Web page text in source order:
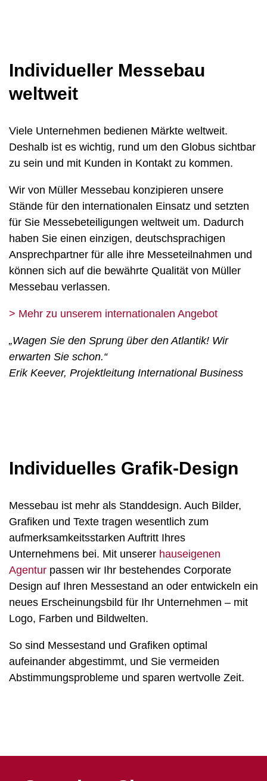
Individueller Messebau
weltweit
Viele Unternehmen bedienen Märkte weltweit.
Deshalb ist es wichtig, rund um den Globus sichtbar
zu sein und mit Kunden in Kontakt zu kommen.
Wir von Müller Messebau konzipieren unsere
Stände für den internationalen Einsatz und setzten
für Sie Messebeteiligungen weltweit um. Dadurch
haben Sie einen einzigen, deutschsprachigen
Ansprechpartner für alle ihre Messeteilnahmen und
können sich auf die bewährte Qualität von Müller
Messebau verlassen.
> Mehr zu unserem internationalen Angebot
„Wagen Sie den Sprung über den Atlantik! Wir
erwarten Sie schon.“
Erik Keever, Projektleitung International Business
Individuelles Grafik-Design
Messebau ist mehr als Standdesign. Auch Bilder,
Grafiken und Texte tragen wesentlich zum
aufmerksamkeitsstarken Auftritt Ihres
Unternehmens bei. Mit unserer hauseigenen
Agentur passen wir Ihr bestehendes Corporate
Design auf Ihren Messestand an oder entwickeln ein
neues Erscheinungsbild für Ihr Unternehmen – mit
Logo, Farben und Bildwelten.
So sind Messestand und Grafiken optimal
aufeinander abgestimmt, und Sie vermeiden
Abstimmungsprobleme und sparen wertvolle Zeit.